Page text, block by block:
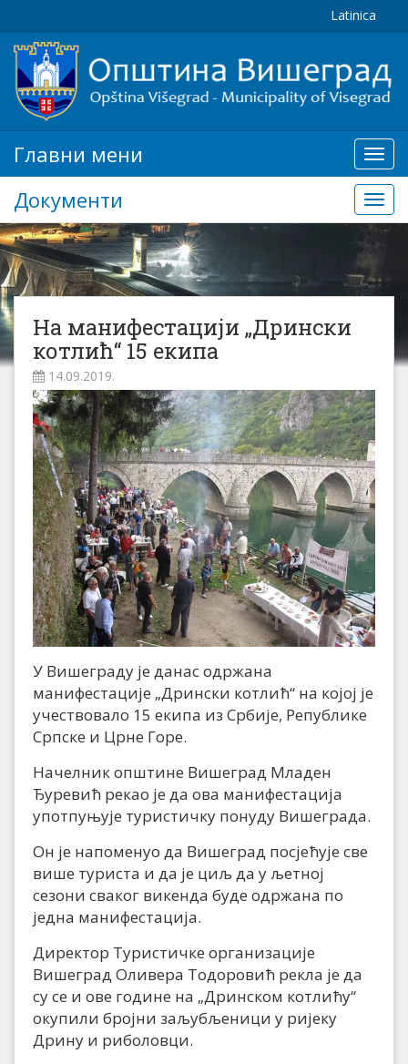
Latinica
мени
Главни мени
Документи
На манифестацији „Дрински
котлић“ 15 екипа
14.09.2019.
У Вишеграду је данас одржана
манифестације „Дрински котлић“ на којој је
учествовало 15 екипа из Србије, Републике
Српске и Црне Горе.
Начелник општине Вишеград Младен
Ђуревић рекао је да ова манифестација
употпуњује туристичку понуду Вишеграда.
Он је напоменуо да Вишеград посјећује све
више туриста и да је циљ да у љетној
сезони сваког викенда буде одржана по
једна манифестација.
Директор Туристичке организације
Вишеград Оливера Тодоровић рекла је да
су се и ове године на „Дринском котлићу“
окупили бројни заљубљеници у ријеку
Дрину и риболовци.